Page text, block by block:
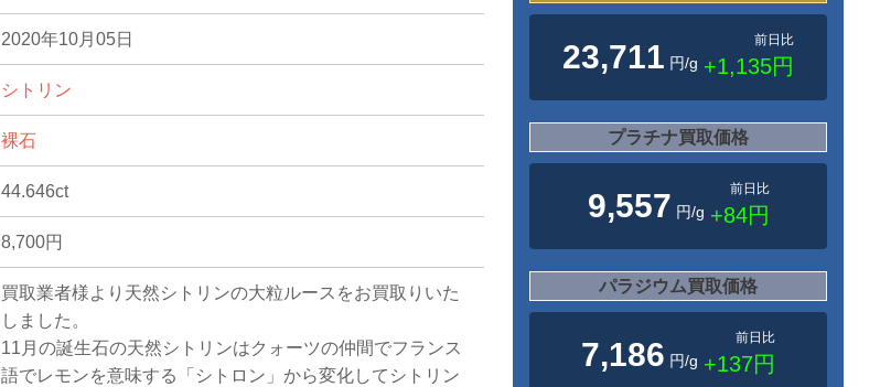
2020年10月05日
シトリン
裸石
44.646ct
8,700円
買取業者様より天然シトリンの大粒ルースをお買取りいた
しました。
11月の誕生石の天然シトリンはクォーツの仲間でフランス
語でレモンを意味する「シトロン」から変化してシトリン
23,711 円/g
前日比
+1,135円
プラチナ買取価格
9,557 円/g
前日比
+84円
パラジウム買取価格
7,186 円/g
前日比
+137円